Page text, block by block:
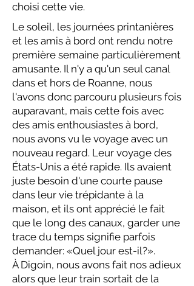
choisi cette vie.
Le soleil, les journées printanières
et les amis à bord ont rendu notre
première semaine particulièrement
amusante. Il n'y a qu'un seul canal
dans et hors de Roanne, nous
l'avons donc parcouru plusieurs fois
auparavant, mais cette fois avec
des amis enthousiastes à bord,
nous avons vu le voyage avec un
nouveau regard. Leur voyage des
États-Unis a été rapide. Ils avaient
juste besoin d'une courte pause
dans leur vie trépidante à la
maison, et ils ont apprécié le fait
que le long des canaux, garder une
trace du temps signifie parfois
demander: «Quel jour est-il?».
À Digoin, nous avons fait nos adieux
alors que leur train sortait de la